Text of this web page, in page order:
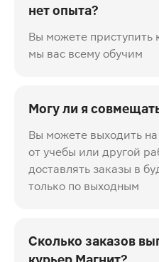
нет опыта?
Вы можете приступить
мы вас всему обучим
Могу ли я
Вы можете выходить
от учебы или другой
доставлять заказы в
только по выходным
Сколько заказов